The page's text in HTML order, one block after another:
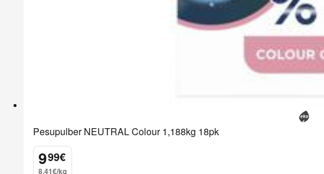
Pesupulber NEUTRAL Colour 1,188kg 18pk
9
. 99€
8,41€/kg